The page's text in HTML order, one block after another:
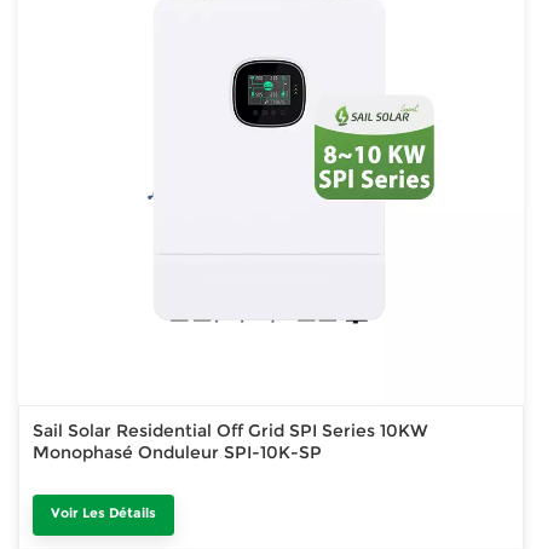
Sail Solar Residential Off Grid SPI Series 10KW
Monophasé Onduleur SPI-10K-SP
Voir Les Détails